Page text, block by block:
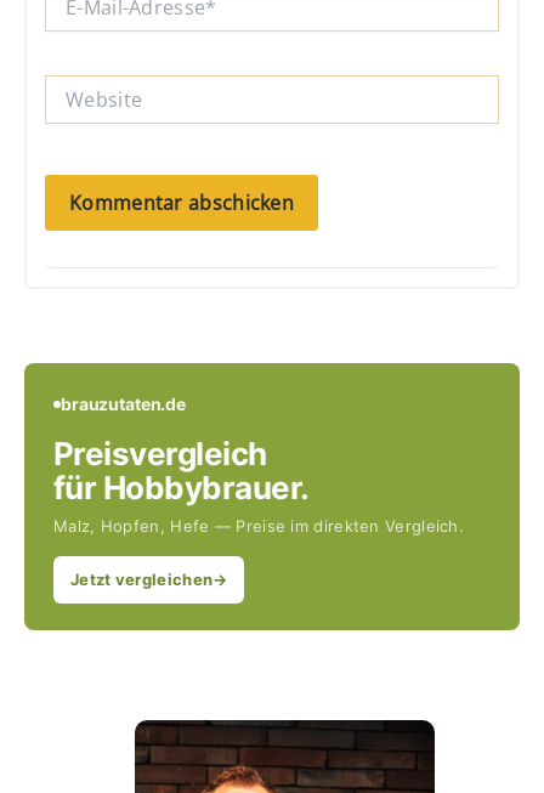
Mail-
Website
brauzutaten.de
Preisvergleich
für Hobbybrauer.
Malz, Hopfen, Hefe — Preise im direkten Vergleich.
Jetzt vergleichen→